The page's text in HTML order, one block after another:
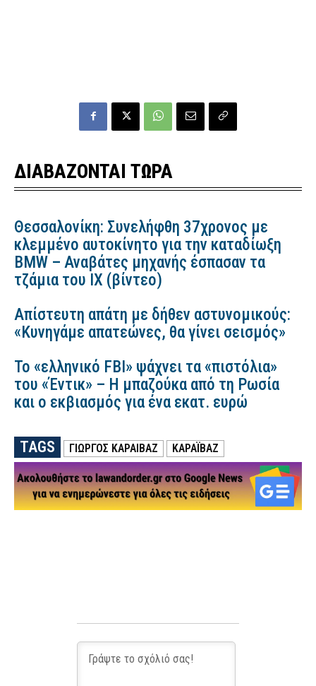
ΔΙΑΒΑΖΟΝΤΑΙ ΤΩΡΑ
Θεσσαλονίκη: Συνελήφθη 37χρονος με
κλεμμένο αυτοκίνητο για την καταδίωξη
BMW – Αναβάτες μηχανής έσπασαν τα
τζάμια του ΙΧ (βίντεο)
Απίστευτη απάτη με δήθεν αστυνομικούς:
«Κυνηγάμε απατεώνες, θα γίνει σεισμός»
Το «ελληνικό FBI» ψάχνει τα «πιστόλια»
του «Έντικ» – Η μπαζούκα από τη Ρωσία
και ο εκβιασμός για ένα εκατ. ευρώ
TAGS ΓΙΩΡΓΟΣ ΚΑΡΑΙΒΑΖ ΚΑΡΑΪΒΑΖ